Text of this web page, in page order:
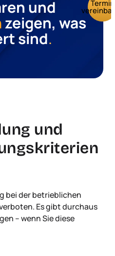
und
zeigen, was
sind.
Termin
und
bei der betrieblichen
Es gibt durchaus
– wenn Sie diese